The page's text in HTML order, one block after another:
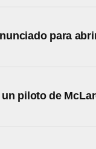
para
piloto de